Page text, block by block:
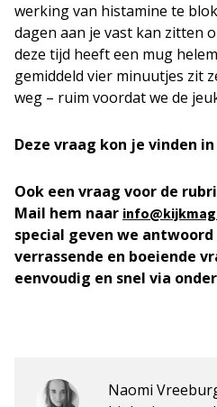
werking van histamine te
dagen aan je vast kan zitten
deze tijd heeft een mug
gemiddeld vier minuutjes zit
weg – ruim voordat we de
Deze vraag kon je vinden in
Ook een vraag voor de
Mail hem naar
special geven we
verrassende en boeiende
eenvoudig en snel via
Naomi